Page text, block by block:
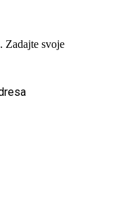
Zadajte svoje